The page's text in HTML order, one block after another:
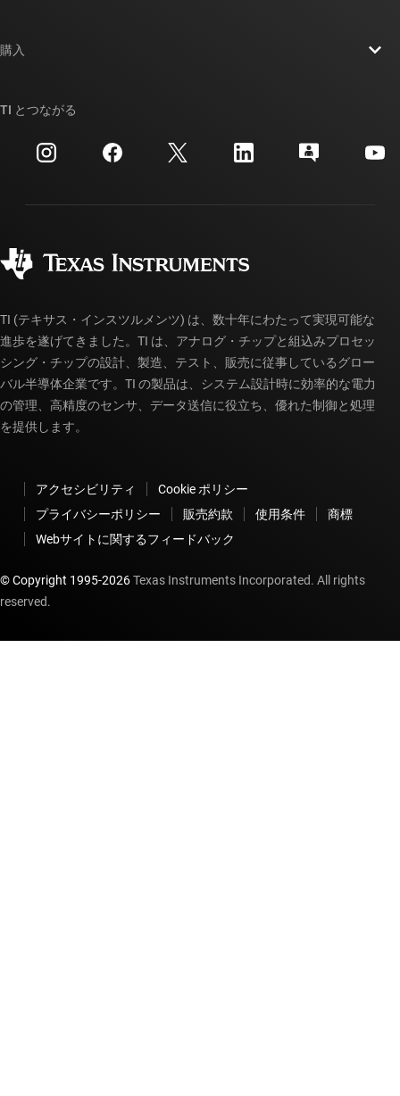
投資家向け情報
製造
クロスリファレンス検索
カスタマー・サポート・センター
myTI アカウントの FAQ
購入
ご注文に関する FAQ
TI とつながる
TI (テキサス・インスツルメンツ) は、数十年にわたって実現可能な
進歩を遂げてきました。TI は、アナログ・チップと組込みプロセッ
シング・チップの設計、製造、テスト、販売に従事しているグロー
バル半導体企業です。TI の製品は、システム設計時に効率的な電力
の管理、高精度のセンサ、データ送信に役立ち、優れた制御と処理
を提供します。
アクセシビリティ
Cookie ポリシー
プライバシーポリシー
販売約款 使用条件
商標
Webサイトに関するフィードバック
© Copyright 1995-2026Texas Instruments Incorporated. All rights
reserved.